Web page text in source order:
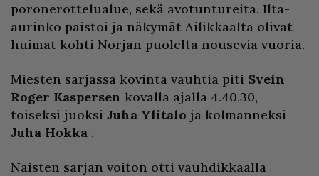
poronerottelualue, sekä avotuntureita. Ilta-
aurinko paistoi ja näkymät Ailikkaalta olivat
huimat kohti Norjan puolelta nousevia vuoria.
Miesten sarjassa kovinta vauhtia piti Svein
Roger Kaspersen kovalla ajalla 4.40.30,
toiseksi juoksi Juha Ylitalo ja kolmanneksi
Juha Hokka .
Naisten sarjan voiton otti vauhdikkaalla